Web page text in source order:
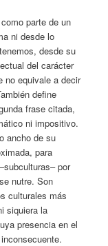
parte de un
ni desde lo
desde su
del carácter
no equivale a decir
define
frase citada,
ni impositivo.
ancho de su
para
por
nutre. Son
culturales más
siquiera la
presencia en el